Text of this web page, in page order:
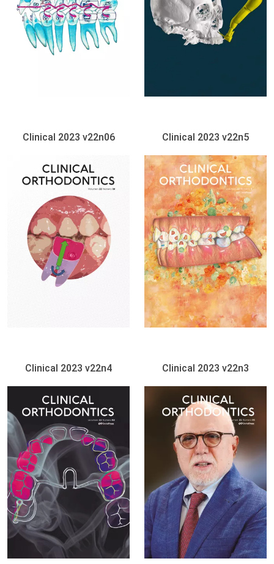
Clinical 2023 v22n06 Clinical 2023 v22n5
Clinical 2023 v22n4 Clinical 2023 v22n3